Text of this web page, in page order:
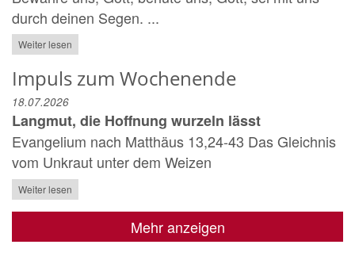
durch deinen Segen. ...
Weiter lesen
Impuls zum Wochenende
18.07.2026
Langmut, die Hoffnung wurzeln lässt
Evangelium nach Matthäus 13,24-43 Das Gleichnis
vom Unkraut unter dem Weizen
Weiter lesen
Mehr anzeigen